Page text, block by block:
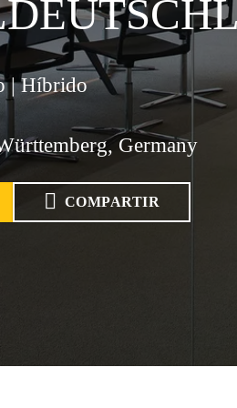
| Híbrido
Germany
COMPARTIR